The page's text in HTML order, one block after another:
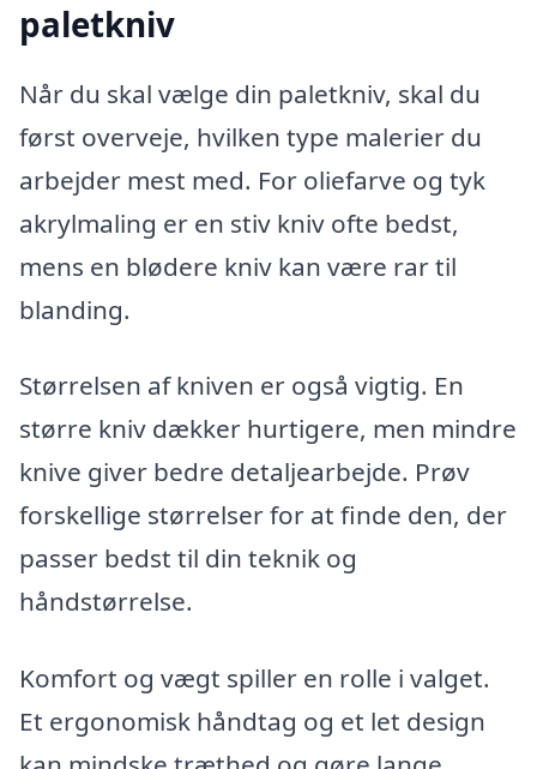
paletkniv
Når du skal vælge din paletkniv, skal du
først overveje, hvilken type malerier du
arbejder mest med. For oliefarve og tyk
akrylmaling er en stiv kniv ofte bedst,
mens en blødere kniv kan være rar til
blanding.
Størrelsen af kniven er også vigtig. En
større kniv dækker hurtigere, men mindre
knive giver bedre detaljearbejde. Prøv
forskellige størrelser for at finde den, der
passer bedst til din teknik og
håndstørrelse.
Komfort og vægt spiller en rolle i valget.
Et ergonomisk håndtag og et let design